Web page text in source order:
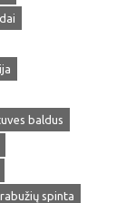
baldus
spinta